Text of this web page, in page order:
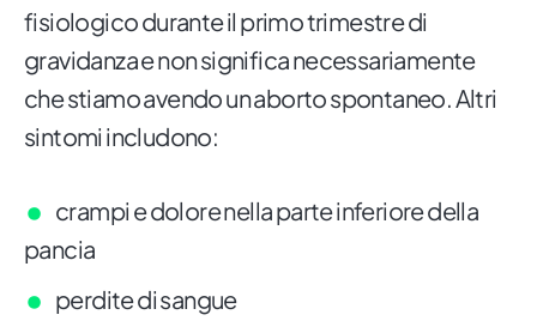
fisiologico durante il primo trimestre di
gravidanza e non significa necessariamente
che stiamo avendo un aborto spontaneo. Altri
sintomi includono:
crampi e dolore nella parte inferiore della
pancia
perdite di sangue